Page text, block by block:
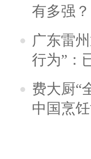
有多强？
广东雷
行为”：
费大厨“
中国烹